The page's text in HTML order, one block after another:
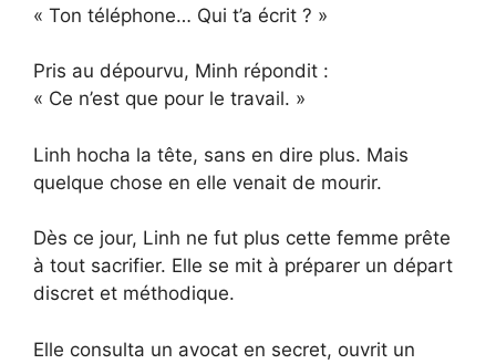
« Ton téléphone… Qui t’a écrit ? »
Pris au dépourvu, Minh répondit :
« Ce n’est que pour le travail. »
Linh hocha la tête, sans en dire plus. Mais
quelque chose en elle venait de mourir.
Dès ce jour, Linh ne fut plus cette femme prête
à tout sacrifier. Elle se mit à préparer un départ
discret et méthodique.
Elle consulta un avocat en secret, ouvrit un